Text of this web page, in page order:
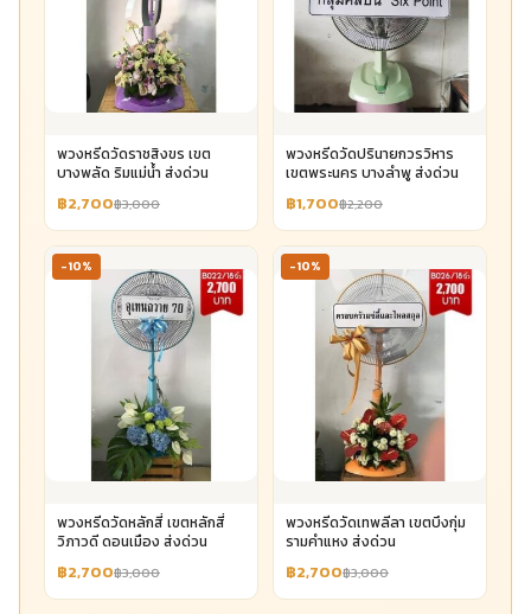
พวงหรีดวัดราชสิงขร เขต
บางพลัด ริมแม่น้ำ ส่งด่วน
฿2,700฿3,000
พวงหรีดวัดปรินายกวรวิหาร
เขตพระนคร บางลำพู ส่งด่วน
฿1,700฿2,200
-10%
พวงหรีดวัดหลักสี่ เขตหลักสี่
วิภาวดี ดอนเมือง ส่งด่วน
฿2,700฿3,000
-10%
พวงหรีดวัดเทพลีลา เขตบึงกุ่ม
รามคำแหง ส่งด่วน
฿2,700฿3,000